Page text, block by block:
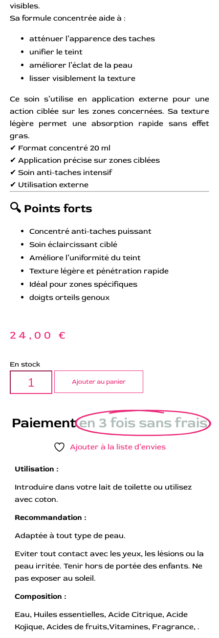
visibles.
Sa formule concentrée aide à :
atténuer l’apparence des taches
unifier le teint
améliorer l’éclat de la peau
lisser visiblement la texture
Ce soin s’utilise en application externe pour une
action ciblée sur les zones concernées. Sa texture
légère permet une absorption rapide sans effet
gras.
✔ Format concentré 20 ml
✔ Application précise sur zones ciblées
✔ Soin anti-taches intensif
✔ Utilisation externe
🔍 Points forts
Concentré anti-taches puissant
Soin éclaircissant ciblé
Améliore l’uniformité du teint
Texture légère et pénétration rapide
Idéal pour zones spécifiques
doigts orteils genoux
24,00 €
En stock
Ajouter au panier
Paiementen 3 fois sans frais
Ajouter à la liste d’envies
Utilisation :
Introduire dans votre lait de toilette ou utilisez
avec coton.
Recommandation :
Adaptée à tout type de peau.
Eviter tout contact avec les yeux, les lésions ou la
peau irritée. Tenir hors de portée des enfants. Ne
pas exposer au soleil.
Composition :
Eau, Huiles essentielles, Acide Citrique, Acide
Kojique, Acides de fruits,Vitamines, Fragrance, .